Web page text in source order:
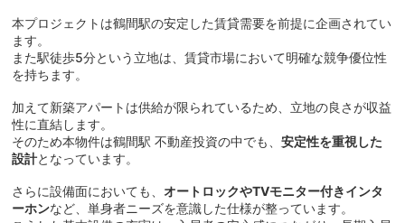
本プロジェクトは鶴間駅の安定した賃貸需要を前提に企画されてい
ます。
また駅徒歩5分という立地は、賃貸市場において明確な競争優位性
を持ちます。
加えて新築アパートは供給が限られているため、立地の良さが収益
性に直結します。
そのため本物件は鶴間駅 不動産投資の中でも、安定性を重視した
設計となっています。
さらに設備面においても、オートロックやTVモニター付きインタ
ーホンなど、単身者ニーズを意識した仕様が整っています。